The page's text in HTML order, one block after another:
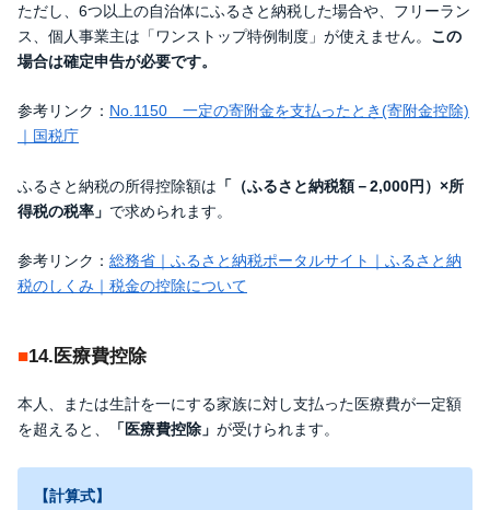
ただし、6つ以上の自治体にふるさと納税した場合や、フリーラン
ス、個人事業主は「ワンストップ特例制度」が使えません。 この
場合は確定申告が必要です。
参考リンク： No.1150 一定の寄附金を支払ったとき(寄附金控除)
｜国税庁
ふるさと納税の所得控除額は 「（ふるさと納税額－2,000円）×所
得税の税率」 で求められます。
参考リンク： 総務省｜ふるさと納税ポータルサイト｜ふるさと納
税のしくみ｜税金の控除について
14.医療費控除
本人、または生計を一にする家族に対し支払った医療費が一定額
を超えると、
「医療費控除」 が受けられます。
【計算式】